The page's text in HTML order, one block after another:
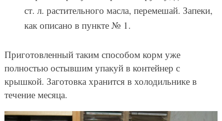
ст. л. растительного масла, перемешай. Запеки,
как описано в пункте № 1.
Приготовленный таким способом корм уже
полностью остывшим упакуй в контейнер с
крышкой. Заготовка хранится в холодильнике в
течение месяца.